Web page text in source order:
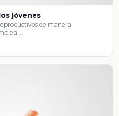
jóvenes
de manera
…